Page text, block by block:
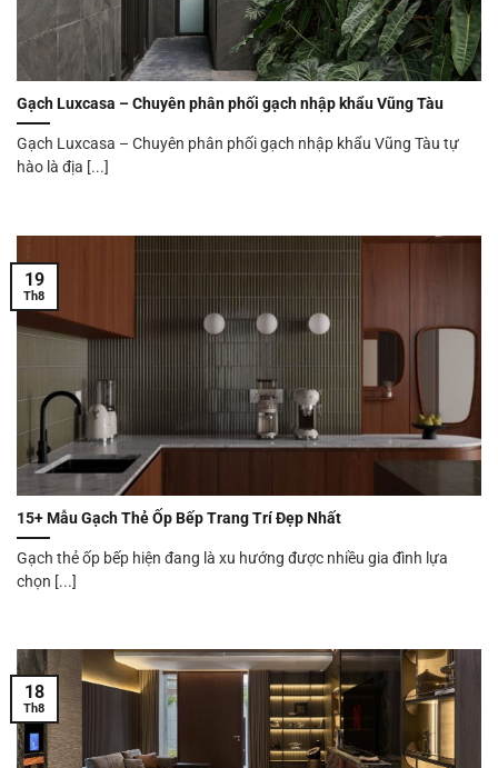
Gạch Luxcasa – Chuyên phân phối gạch nhập khẩu Vũng Tàu
Gạch Luxcasa – Chuyên phân phối gạch nhập khẩu Vũng Tàu tự
hào là địa [...]
15+ Mẫu Gạch Thẻ Ốp Bếp Trang Trí Đẹp Nhất
Gạch thẻ ốp bếp hiện đang là xu hướng được nhiều gia đình lựa
chọn [...]
19
Th8
18
Th8